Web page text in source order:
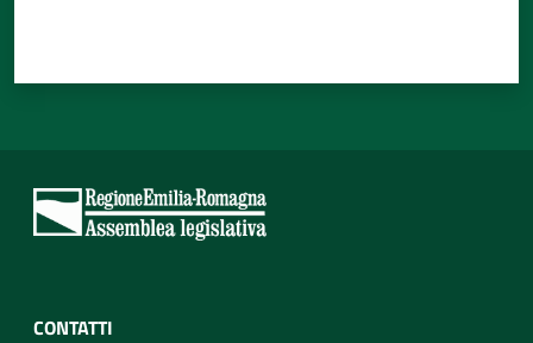
CONTATTI